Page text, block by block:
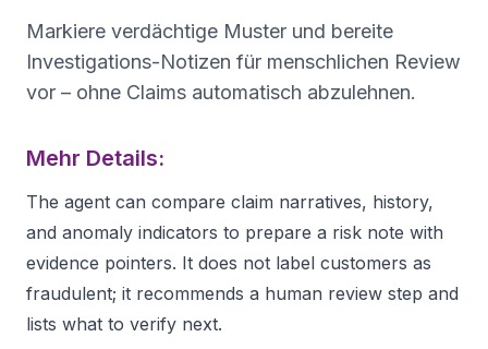
Markiere verdächtige Muster und bereite
Investigations-Notizen für menschlichen Review
vor – ohne Claims automatisch abzulehnen.
Mehr Details:
The agent can compare claim narratives, history,
and anomaly indicators to prepare a risk note with
evidence pointers. It does not label customers as
fraudulent; it recommends a human review step and
lists what to verify next.